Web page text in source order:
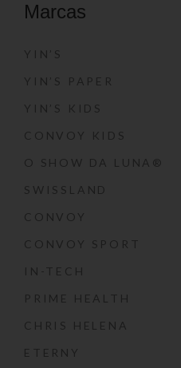
Marcas
YIN’S
YIN’S PAPER
YIN’S KIDS
CONVOY KIDS
O SHOW DA LUNA®
SWISSLAND
CONVOY
CONVOY SPORT
IN-TECH
PRIME HEALTH
CHRIS HELENA
ETERNY